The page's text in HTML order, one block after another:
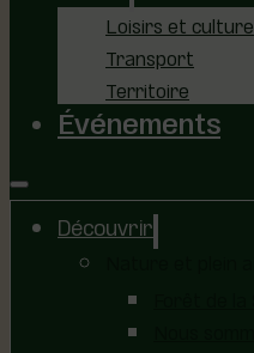
Loisirs et culture
Transport
Territoire
Événements
Découvrir